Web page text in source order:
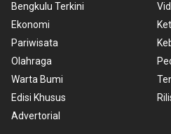
Bengkulu Terkini
Ekonomi
Pariwisata
Olahraga
Warta Bumi
Edisi Khusus
Advertorial